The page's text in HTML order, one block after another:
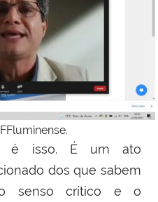
é isso. É um ato
dos que sabem
senso crítico e o